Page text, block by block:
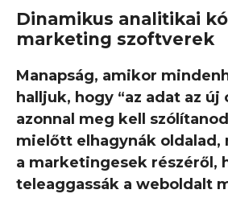
Dinamikus analitikai
marketing szoftverek
Manapság, amikor
halljuk, hogy “az adat az új
azonnal meg kell
mielőtt elhagynák oldalad,
a marketingesek részéről,
teleaggassák a weboldalt